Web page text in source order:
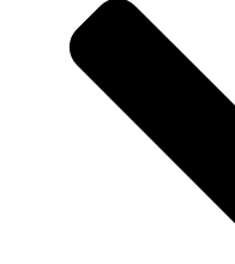
Haralds
Hörtipps
Kunstausflüge
Marc Peschke
Buchtipps von